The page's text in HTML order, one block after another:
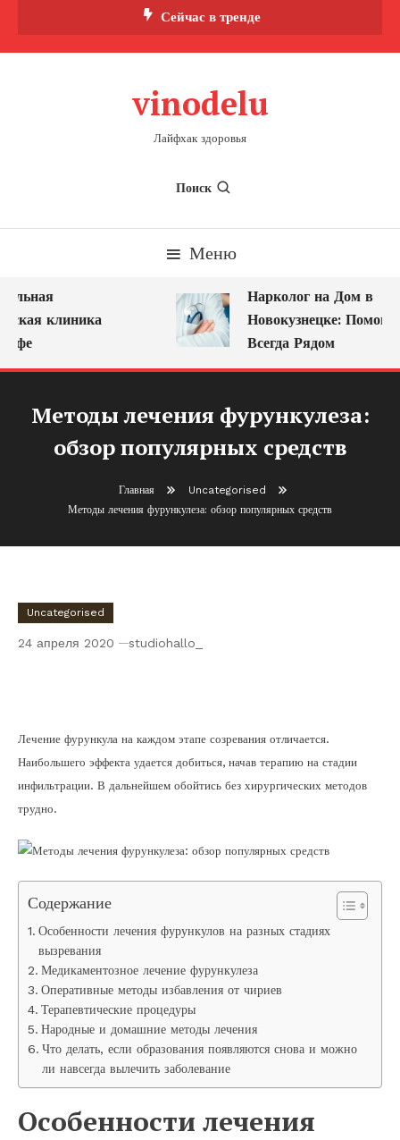
Сейчас в тренде
vinodelu
Лайфхак здоровья
Поиск
Меню
клиника
Нарколог на Дом в
Новокузнецке: Помощь,
Всегда Рядом
Методы лечения фурункулеза:
обзор популярных средств
Главная
Uncategorised
Методы лечения фурункулеза: обзор популярных средств
Uncategorised
24 апреля 2020 studiohallo_
Лечение фурункула на каждом этапе созревания отличается.
Наибольшего эффекта удается добиться, начав терапию на стадии
инфильтрации. В дальнейшем обойтись без хирургических методов
трудно.
Содержание
Особенности лечения фурункулов на разных стадиях
вызревания
Медикаментозное лечение фурункулеза
Оперативные методы избавления от чириев
Терапевтические процедуры
Народные и домашние методы лечения
Что делать, если образования появляются снова и можно
ли навсегда вылечить заболевание
Особенности лечения